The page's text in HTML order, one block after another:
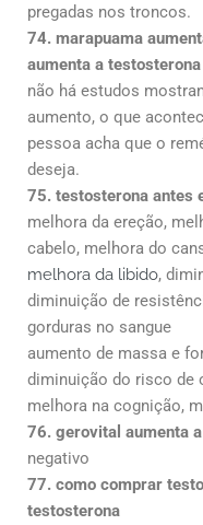
pregadas nos troncos.
74. marapuama
aumenta a testosterona
não há estudos
aumento, o que
pessoa acha que o
deseja.
75. testosterona antes
melhora da ereção,
cabelo, melhora do
melhora da libido,
diminuição de
gorduras no sangue
aumento de massa e
diminuição do risco de
melhora na cognição,
76. gerovital aumenta
negativo
77. como comprar
testosterona